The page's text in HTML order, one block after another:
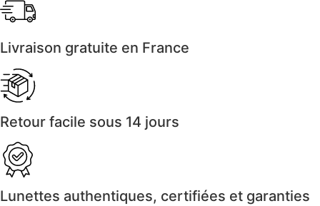
Livraison gratuite en France
Retour facile sous 14 jours
Lunettes authentiques, certifiées et garanties